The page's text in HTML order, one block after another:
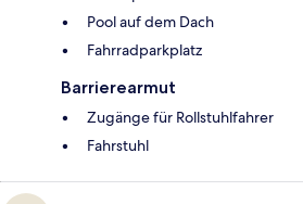
Pool auf dem Dach
Fahrradparkplatz
Barrierearmut
Zugänge für Rollstuhlfahrer
Fahrstuhl